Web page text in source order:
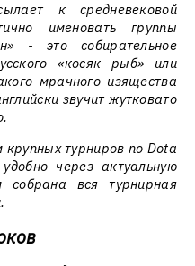
к средневековой
именовать группы
- это собирательное
«косяк рыб» или
мрачного изящества
звучит жутковато
крупных турниров по Dota
через актуальную
вся турнирная